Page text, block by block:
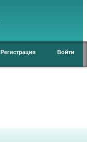
Регистрация Войти